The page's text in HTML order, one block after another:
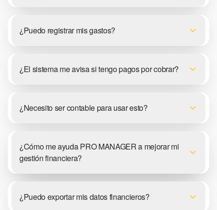
¿Puedo registrar mis gastos?
¿El sistema me avisa si tengo pagos por cobrar?
¿Necesito ser contable para usar esto?
¿Cómo me ayuda PRO MANAGER a mejorar mi
gestión financiera?
¿Puedo exportar mis datos financieros?